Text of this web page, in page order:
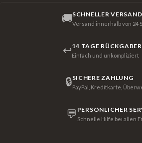
🚚SCHNELLER VERSAND
Versand innerhalb von 24
↩14 TAGE
Einfach und unkompliziert
🔒SICHERE ZAHLUNG
PayPal, Kreditkarte,
💬 PERSÖNLICHER
Schnelle Hilfe bei allen